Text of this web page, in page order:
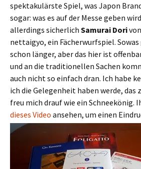
spektakulärste Spiel, was Japon
sogar: was es auf der Messe geben
allerdings sicherlich Samurai Dori
nettaigyo, ein Fächerwurfspiel.
schon länger, aber das hier ist
und an die traditionellen Sachen
auch nicht so einfach dran. Ich habe
ich die Gelegenheit haben werde, das
freu mich drauf wie ein Schneekönig.
dieses Video ansehen, um einen